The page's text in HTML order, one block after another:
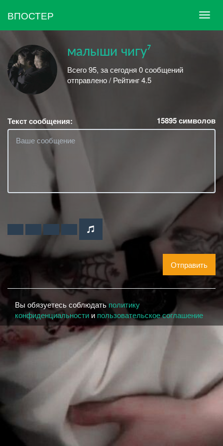
ВПОСТЕР
малыши чигу⁷
Всего 95, за сегодня 0 сообщений
отправлено / Рейтинг 4.5
Текст сообщения: 15895символов
Отправить
Вы обязуетесь соблюдатьполитику
конфиденциальности и пользовательское соглашение